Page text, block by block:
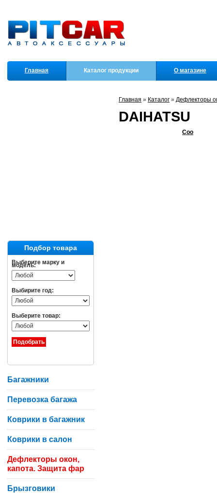
Главная » Каталог » Дефлекторы
DAIHATSU
Coo
Главная Каталог продукции О магазине
Подбор товара
Выберите марку и
модель:
Выбирите год:
Выберите товар:
Багажники
Перевозка багажа
Коврики в багажник
Коврики в салон
Дефлекторы окон,
капота. Защита фар
Брызговики